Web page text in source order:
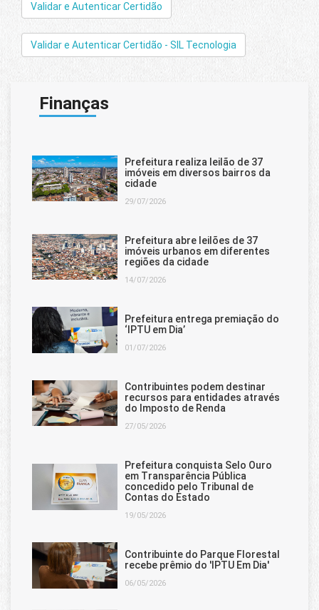
Validar e Autenticar Certidão
Validar e Autenticar Certidão - SIL Tecnologia
Finanças
Prefeitura realiza leilão de 37
imóveis em diversos bairros da
cidade
29/07/2026
Prefeitura abre leilões de 37
imóveis urbanos em diferentes
regiões da cidade
14/07/2026
Prefeitura entrega premiação do
‘IPTU em Dia’
01/07/2026
Contribuintes podem destinar
recursos para entidades através
do Imposto de Renda
27/05/2026
Prefeitura conquista Selo Ouro
em Transparência Pública
concedido pelo Tribunal de
Contas do Estado
19/05/2026
Contribuinte do Parque Florestal
recebe prêmio do 'IPTU Em Dia'
06/05/2026